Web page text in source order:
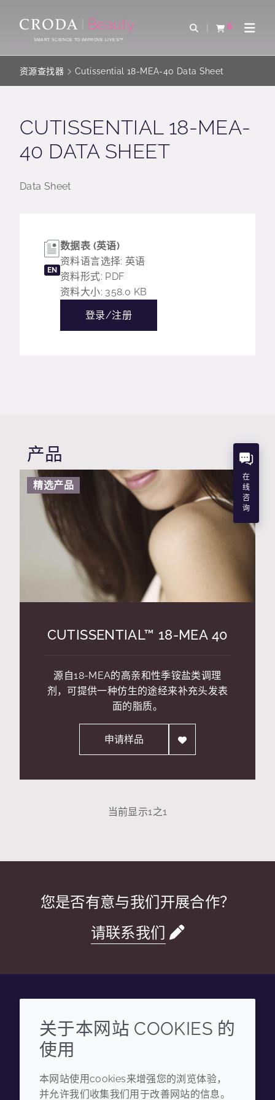
CONTENTSMART SCIENCE TO IMPROVE LIVES™
Open Search
0
查看购物车Open
资源查找器 Cutissential 18-MEA-40 Data Sheet
CUTISSENTIAL 18-MEA-
40 DATA SHEET
Data Sheet
EN
数据表 (英语)
资料语言选择: 英语
资料形式: PDF
资料大小: 358.0 KB
登录/注册
产品
精选产品
CUTISSENTIAL™ 18-MEA 40
源自18-MEA的高亲和性季铵盐类调理
剂，可提供一种仿生的途经来补充头发表
面的脂质。
申请样品
当前显示1之1
您是否有意与我们开展合作？
请联系我们
WechatYouku Zhihu Tiktok
企业
年度报告
条款和条件
关于本网站 COOKIES 的
使用
本网站使用cookies来增强您的浏览体验，
并允许我们收集我们用于改善网站的信息。
在
线
咨
询